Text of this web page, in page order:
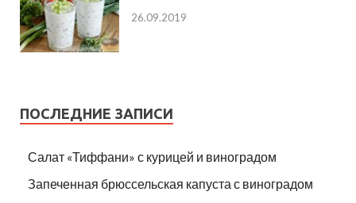
26.09.2019
ПОСЛЕДНИЕ ЗАПИСИ
Салат «Тиффани» с курицей и виноградом
Запеченная брюссельская капуста с виноградом